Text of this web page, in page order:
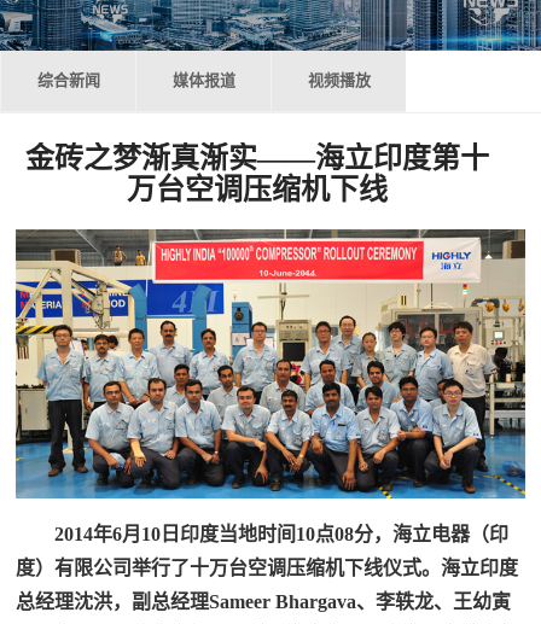
综合新闻 媒体报道 视频播放
金砖之梦渐真渐实——海立印度第十
万台空调压缩机下线
2014年6月10日印度当地时间10点08分，海立电器（印
度）有限公司举行了十万台空调压缩机下线仪式。海立印度
总经理沈洪，副总经理Sameer Bhargava、李轶龙、王幼寅